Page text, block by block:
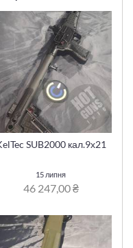
SUB2000 кал.9х21
15 липня
46 247,00 ₴